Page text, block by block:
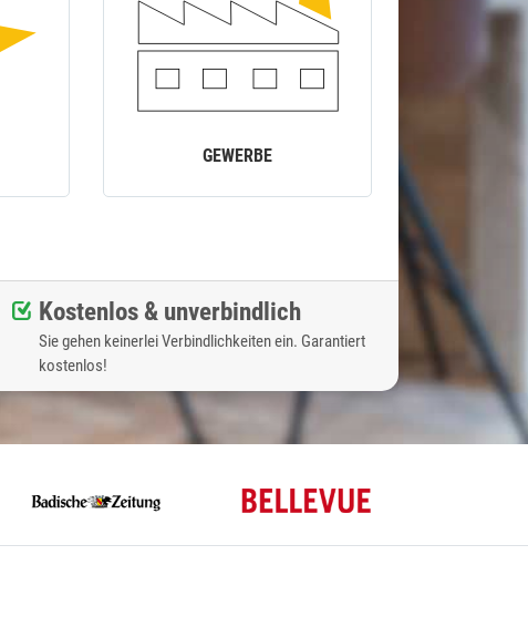
GEWERBE
Kostenlos & unverbindlich
Sie gehen keinerlei Verbindlichkeiten ein. Garantiert
kostenlos!